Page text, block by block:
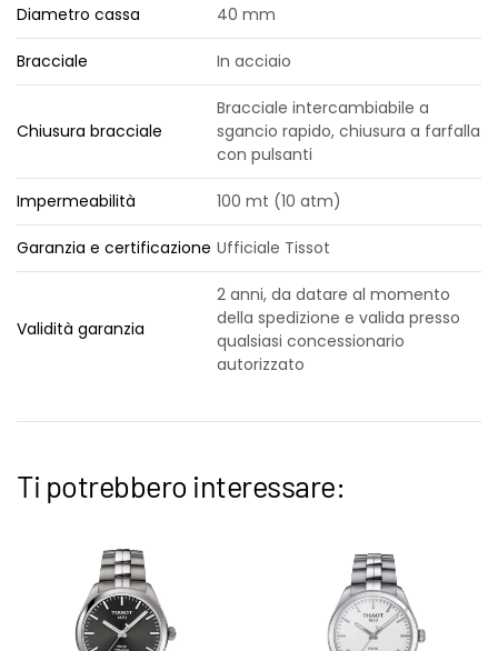
Diametro cassa 40 mm
Bracciale In acciaio
Chiusura bracciale
Bracciale intercambiabile a
sgancio rapido, chiusura a farfalla
con pulsanti
Impermeabilità 100 mt (10 atm)
Garanzia e certificazione Ufficiale Tissot
Validità garanzia
2 anni, da datare al momento
della spedizione e valida presso
qualsiasi concessionario
autorizzato
Ti potrebbero interessare: